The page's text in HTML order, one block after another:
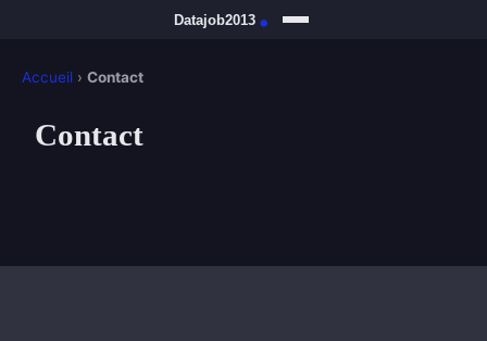
Accueil › Contact
Contact